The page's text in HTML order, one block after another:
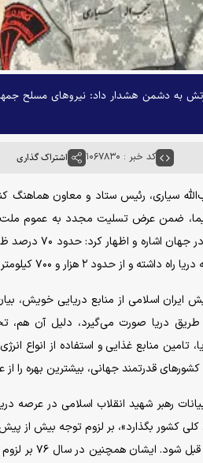
به دشمن هشدار داد: نیروهای مسلح
کد خبر : ۱۰۶۷۸۳۰ اشتراک گذاری
سیاری، رئیس ستاد و معاون
ضمن عرض تسلیت مجدد به عموم ملت
اهمیت قدرت
کیلومتر ساحل دریایی نیز برخوردار است.
طریق دریا صورت می‌گیرد، دلیل آن هم،
منابع غذایی و استفاده از انواع
قدرتمند جهانی، بیشترین بهره را از
کشور بگذارد»، بر لزوم توجه بیش از
تا مسیر پیشرفت